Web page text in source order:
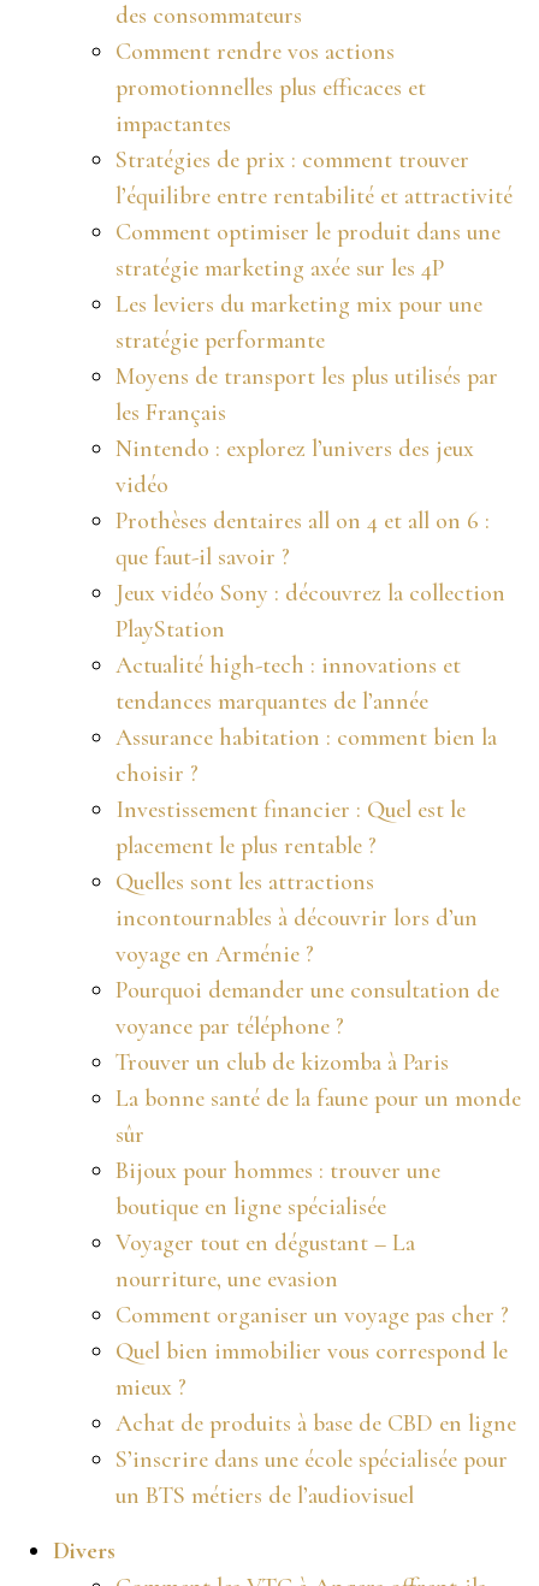
des consommateurs
Comment rendre vos actions
promotionnelles plus efficaces et
impactantes
Stratégies de prix : comment trouver
l’équilibre entre rentabilité et attractivité
Comment optimiser le produit dans une
stratégie marketing axée sur les 4P
Les leviers du marketing mix pour une
stratégie performante
Moyens de transport les plus utilisés par
les Français
Nintendo : explorez l’univers des jeux
vidéo
Prothèses dentaires all on 4 et all on 6 :
que faut-il savoir ?
Jeux vidéo Sony : découvrez la collection
PlayStation
Actualité high-tech : innovations et
tendances marquantes de l’année
Assurance habitation : comment bien la
choisir ?
Investissement financier : Quel est le
placement le plus rentable ?
Quelles sont les attractions
incontournables à découvrir lors d’un
voyage en Arménie ?
Pourquoi demander une consultation de
voyance par téléphone ?
Trouver un club de kizomba à Paris
La bonne santé de la faune pour un monde
sûr
Bijoux pour hommes : trouver une
boutique en ligne spécialisée
Voyager tout en dégustant – La
nourriture, une evasion
Comment organiser un voyage pas cher ?
Quel bien immobilier vous correspond le
mieux ?
Achat de produits à base de CBD en ligne
S’inscrire dans une école spécialisée pour
un BTS métiers de l’audiovisuel
Divers